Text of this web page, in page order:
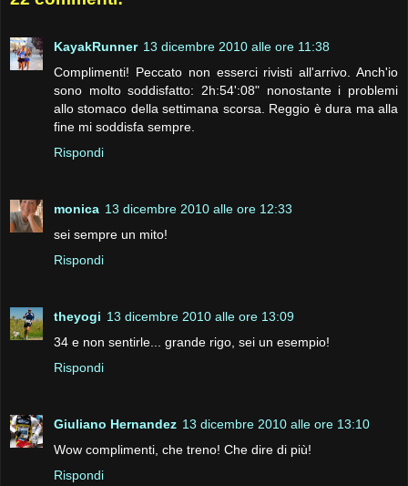
KayakRunner 13 dicembre 2010 alle ore 11:38
Complimenti! Peccato non esserci rivisti all'arrivo. Anch'io
sono molto soddisfatto: 2h:54':08" nonostante i problemi
allo stomaco della settimana scorsa. Reggio è dura ma alla
fine mi soddisfa sempre.
Rispondi
monica 13 dicembre 2010 alle ore 12:33
sei sempre un mito!
Rispondi
theyogi 13 dicembre 2010 alle ore 13:09
34 e non sentirle... grande rigo, sei un esempio!
Rispondi
Giuliano Hernandez 13 dicembre 2010 alle ore 13:10
Wow complimenti, che treno! Che dire di più!
Rispondi